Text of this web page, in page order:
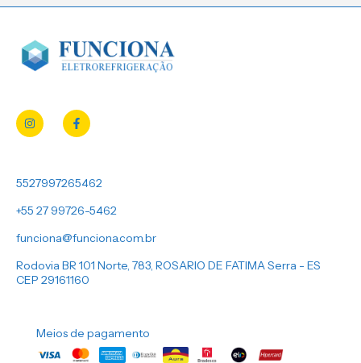
5527997265462
+55 27 99726-5462
funciona@funciona.com.br
Rodovia BR 101 Norte, 783, ROSARIO DE FATIMA Serra - ES
CEP 29161160
Meios de pagamento